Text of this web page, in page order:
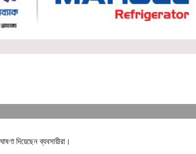
দিয়েছেন ব্যবসায়ীরা।